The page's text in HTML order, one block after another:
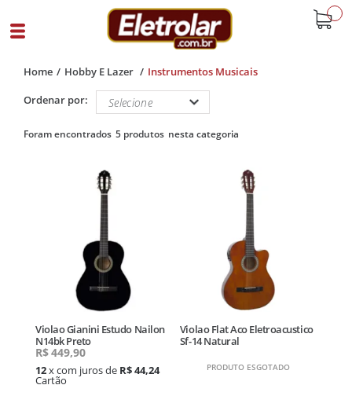
Home Hobby E Lazer Instrumentos Musicais
5 produtos
Ordenar por:
Violao Gianini Estudo Nailon
N14bk Preto
R$449,90
12x com juros de R$ 44,24
Cartão
Violao Flat Aco Eletroacustico
Sf-14 Natural
PRODUTO ESGOTADO